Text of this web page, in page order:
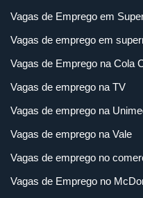
Vagas de Emprego em
Vagas de emprego em
Vagas de Emprego na Cola
Vagas de emprego na TV
Vagas de emprego na
Vagas de emprego na Vale
Vagas de emprego no
Vagas de Emprego no